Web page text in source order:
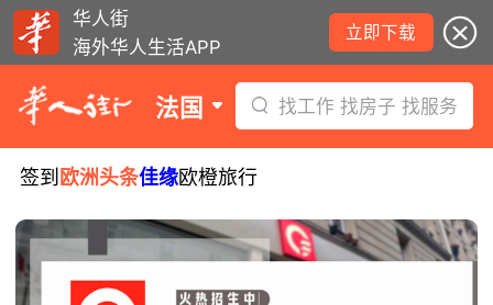
华人街
海外华人生活APP
立即下载
法国 找工作 找房子 找服务
签到 欧洲头条佳缘欧橙旅行